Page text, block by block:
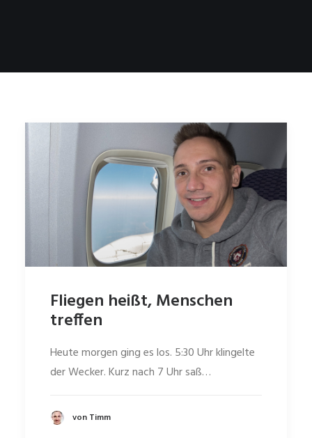
Fliegen heißt, Menschen
treffen
Heute morgen ging es los. 5:30 Uhr klingelte
der Wecker. Kurz nach 7 Uhr saß…
von Timm